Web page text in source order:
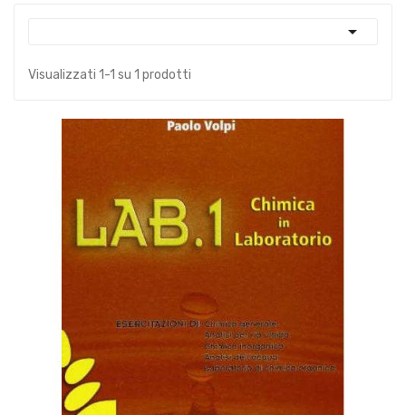

Visualizzati 1-1 su 1 prodotti